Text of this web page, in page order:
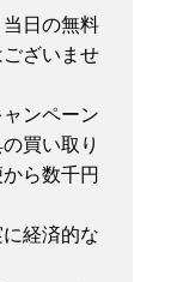
日の無料
ざいませ
ンペーン
買い取り
ら数千円
経済的な